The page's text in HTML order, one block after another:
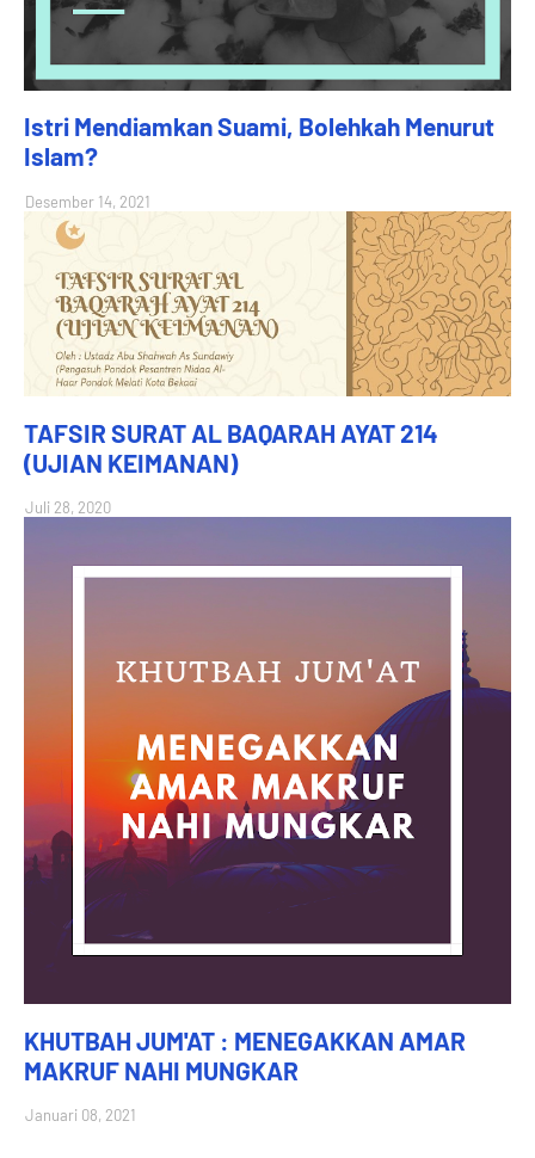
Istri Mendiamkan Suami, Bolehkah Menurut
Islam?
Desember 14, 2021
TAFSIR SURAT AL BAQARAH AYAT 214
(UJIAN KEIMANAN)
Juli 28, 2020
KHUTBAH JUM'AT : MENEGAKKAN AMAR
MAKRUF NAHI MUNGKAR
Januari 08, 2021